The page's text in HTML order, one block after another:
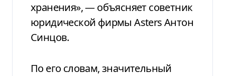
хранения», — объясняет советник
юридической фирмы Asters Антон
Синцов.
По его словам, значительный